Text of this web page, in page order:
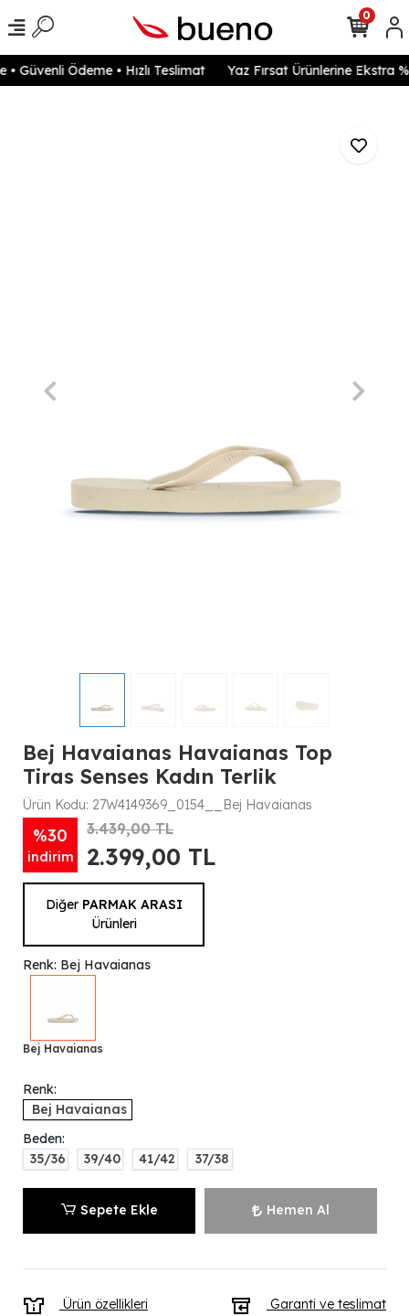
Güvenli Ödeme • Hızlı Teslimat Yaz Fırsat Ürünlerine Ekstra
0
Bej Havaianas Havaianas Top
Tiras Senses Kadın Terlik
Ürün Kodu: 27W4149369_0154__Bej Havaianas
%30
indirim
3.439,00 TL
2.399,00 TL
Diğer PARMAK ARASI
Ürünleri
Renk: Bej Havaianas
Bej Havaianas
Renk:
Bej Havaianas
Beden:
35/36
39/40 41/42 37/38
Sepete Ekle Hemen Al
Ürün özellikleri
Garanti ve teslimat